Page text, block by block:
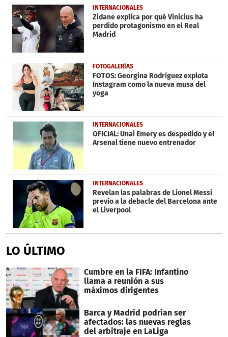
1
minute,
seconds
INTERNACIONALES
Zidane explica por qué Vinicius ha
perdido protagonismo en el Real
Madrid
FOTOGALERÍAS
FOTOS: Georgina Rodríguez explota
Instagram como la nueva musa del
yoga
INTERNACIONALES
OFICIAL: Unai Emery es despedido y el
Arsenal tiene nuevo entrenador
INTERNACIONALES
Revelan las palabras de Lionel Messi
previo a la debacle del Barcelona ante
el Liverpool
LO ÚLTIMO
Cumbre en la FIFA: Infantino
llama a reunión a sus
máximos dirigentes
Barca y Madrid podrían ser
afectados: las nuevas reglas
del arbitraje en LaLiga